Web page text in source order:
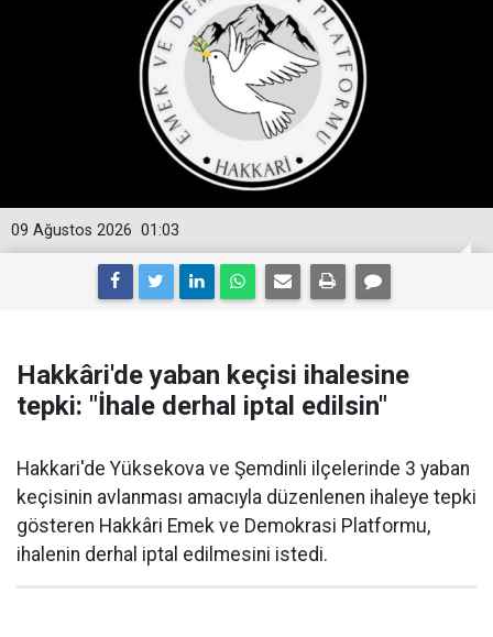
01:03
09 Ağustos 2026
Hakkâri'de yaban keçisi ihalesine
tepki: "İhale derhal iptal edilsin"
Hakkari'de Yüksekova ve Şemdinli ilçelerinde 3 yaban
keçisinin avlanması amacıyla düzenlenen ihaleye tepki
gösteren Hakkâri Emek ve Demokrasi Platformu,
ihalenin derhal iptal edilmesini istedi.